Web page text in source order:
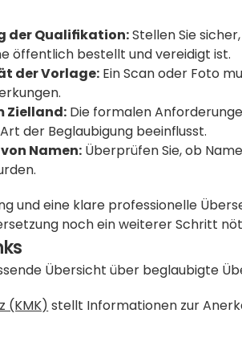
der Qualifikation: Stellen Sie
öffentlich bestellt und vereidigt ist.
der Vorlage: Ein Scan oder Foto
Zielland: Die formalen
der Beglaubigung beeinflusst.
Namen: Überprüfen Sie, ob
und eine klare professionelle
noch ein weiterer Schritt
Übersicht über beglaubigte
(KMK) stellt Informationen zur